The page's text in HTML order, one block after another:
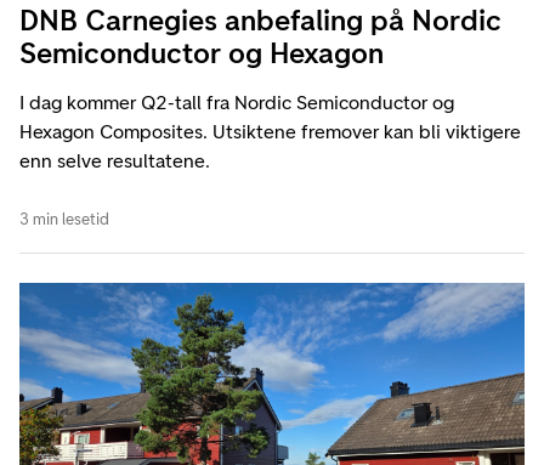
DNB Carnegies anbefaling på Nordic
Semiconductor og Hexagon
I dag kommer Q2-tall fra Nordic Semiconductor og
Hexagon Composites. Utsiktene fremover kan bli viktigere
enn selve resultatene.
3 min lesetid